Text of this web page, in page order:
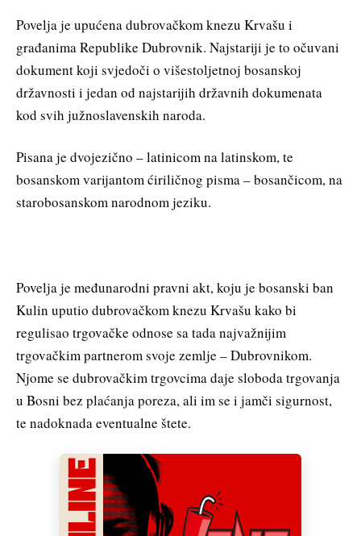
Povelja je upućena dubrovačkom knezu Krvašu i
građanima Republike Dubrovnik. Najstariji je to očuvani
dokument koji svjedoči o višestoljetnoj bosanskoj
državnosti i jedan od najstarijih državnih dokumenata
kod svih južnoslavenskih naroda.
Pisana je dvojezično – latinicom na latinskom, te
bosanskom varijantom ćiriličnog pisma – bosančicom, na
starobosanskom narodnom jeziku.
Povelja je međunarodni pravni akt, koju je bosanski ban
Kulin uputio dubrovačkom knezu Krvašu kako bi
regulisao trgovačke odnose sa tada najvažnijim
trgovačkim partnerom svoje zemlje – Dubrovnikom.
Njome se dubrovačkim trgovcima daje sloboda trgovanja
u Bosni bez plaćanja poreza, ali im se i jamči sigurnost,
te nadoknada eventualne štete.